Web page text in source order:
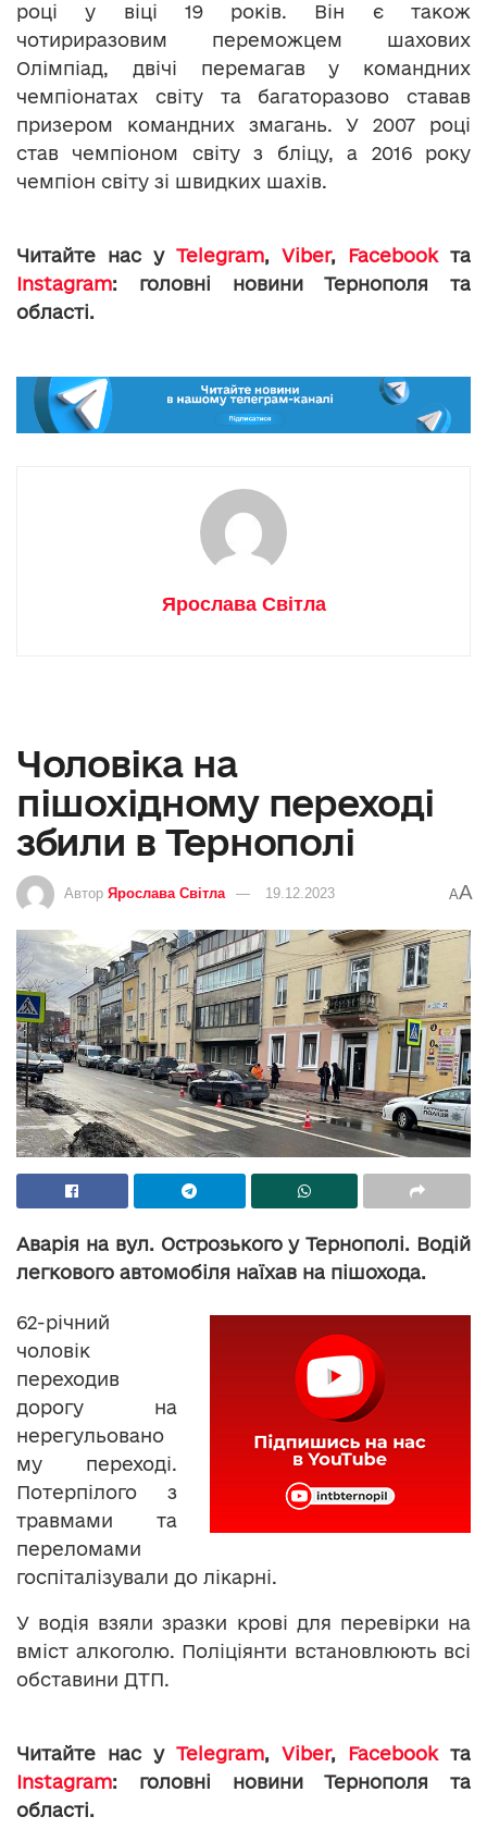
році у віці 19 років. Він є також
чотириразовим переможцем шахових
Олімпіад, двічі перемагав у командних
чемпіонатах світу та багаторазово ставав
призером командних змагань. У 2007 році
став чемпіоном світу з бліцу, а 2016 року
чемпіон світу зі швидких шахів.
Читайте нас у Telegram, Viber, Facebookта
Instagram: головні новини Тернополя та
області.
Ярослава Світла
Чоловіка на
пішохідному переході
збили в Тернополі
Автор Ярослава Світла 19.12.2023 AA
Аварія на вул. Острозького у Тернополі. Водій
легкового автомобіля наїхав на пішохода.
62-річний
чоловік
переходив
дорогу на
нерегульовано
му переході.
Потерпілого з
травмами та
переломами
госпіталізували до лікарні.
У водія взяли зразки крові для перевірки на
вміст алкоголю. Поліціянти встановлюють всі
обставини ДТП.
Читайте нас у Telegram, Viber, Facebookта
Instagram: головні новини Тернополя та
області.